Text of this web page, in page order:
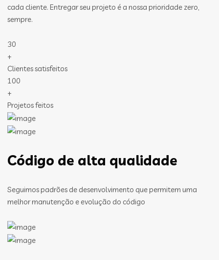
cada cliente. Entregar seu projeto é a nossa prioridade zero,
sempre.
30
+
Clientes satisfeitos
100
+
Projetos feitos
Código de alta qualidade
Seguimos padrões de desenvolvimento que permitem uma
melhor manutenção e evolução do código